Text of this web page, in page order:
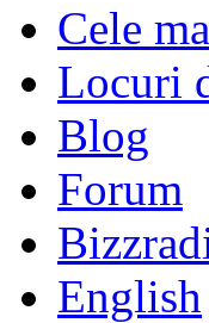
Cele
Locuri
Blog
Forum
English